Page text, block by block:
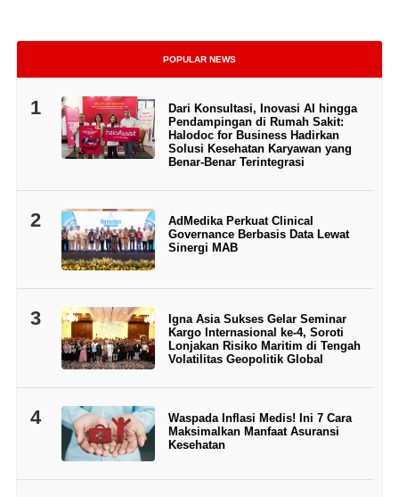
POPULAR NEWS
1
Dari Konsultasi, Inovasi AI hingga
Pendampingan di Rumah Sakit:
Halodoc for Business Hadirkan
Solusi Kesehatan Karyawan yang
Benar-Benar Terintegrasi
2
AdMedika Perkuat Clinical
Governance Berbasis Data Lewat
Sinergi MAB
3
Igna Asia Sukses Gelar Seminar
Kargo Internasional ke-4, Soroti
Lonjakan Risiko Maritim di Tengah
Volatilitas Geopolitik Global
4
Waspada Inflasi Medis! Ini 7 Cara
Maksimalkan Manfaat Asuransi
Kesehatan